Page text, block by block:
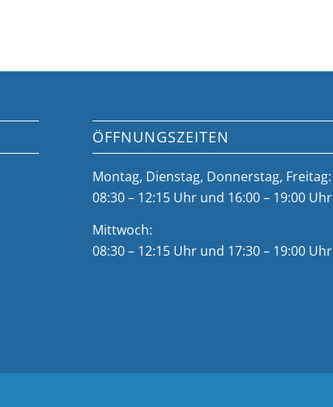
ÖFFNUNGSZEITEN
Montag, Dienstag, Donnerstag, Freitag:
08:30 – 12:15 Uhr und 16:00 – 19:00 Uhr
Mittwoch:
08:30 – 12:15 Uhr und 17:30 – 19:00 Uhr